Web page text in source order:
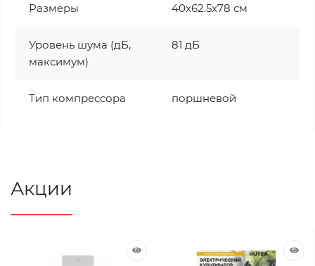
Размеры 40x62.5x78 см
Уровень шума (дБ,
максимум)
81 дБ
Тип компрессора поршневой
Акции